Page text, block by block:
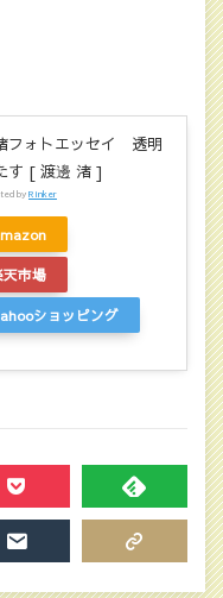
フォトエッセイ 透明
す [ 渡邊 渚 ]
byRinker
天市場
ショッピング
FEEDLY